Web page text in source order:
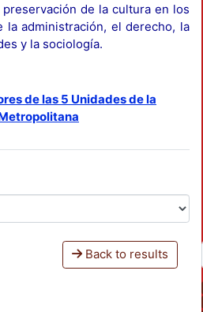
de la cultura en los
la administración, el derecho, la
y la sociología.
de las 5 Unidades de la
Back to results